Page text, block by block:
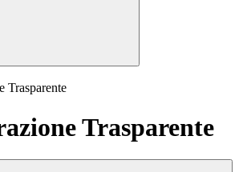
Trasparente
Trasparente